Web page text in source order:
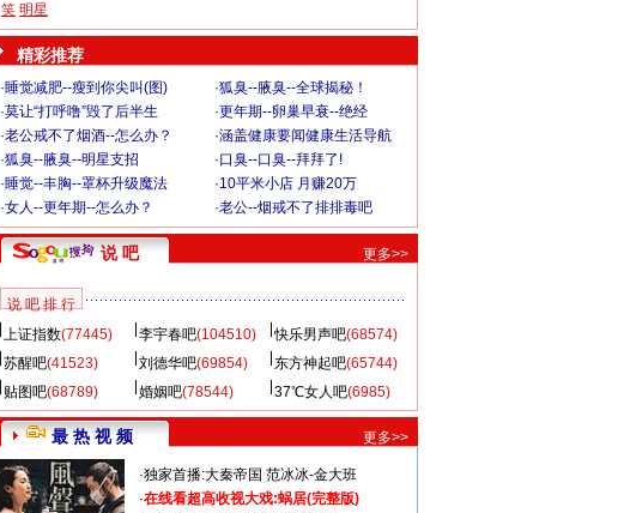
笑 明星
精彩推荐
·睡觉减肥--瘦到你尖叫(图) ·狐臭--腋臭--全球揭秘！
·莫让“打呼噜”毁了后半生 ·更年期--卵巢早衰--绝经
·老公戒不了烟酒--怎么办？ ·涵盖健康要闻健康生活导航
·狐臭--腋臭--明星支招 ·口臭--口臭--拜拜了!
·睡觉--丰胸--罩杯升级魔法 ·10平米小店 月赚20万
·女人--更年期--怎么办？ ·老公--烟戒不了排排毒吧
说 吧 更多>>
说 吧 排 行
上证指数(77445) 李宇春吧(104510) 快乐男声吧(68574)
苏醒吧(41523) 刘德华吧(69854) 东方神起吧(65744)
贴图吧(68789) 婚姻吧(78544) 37℃女人吧(6985)
最 热 视 频 更多>>
·独家首播:大秦帝国 范冰冰-金大班
·在线看超高收视大戏:蜗居(完整版)